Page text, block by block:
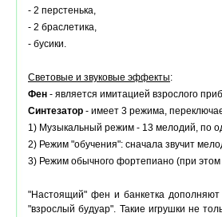
- 2 перстенька,
- 2 браслетика,
- бусики.
Световые и звуковые эффекты:
Фен - является имитацией взрослого
Синтезатор - имеет 3 режима,
1) Музыкальный режим - 13 мелодий, по
2) Режим "обучения": сначала звучит
3) Режим обычного фортепиано (при
"Настоящий" фен и банкетка дополняют
"взрослый будуар". Такие игрушки не